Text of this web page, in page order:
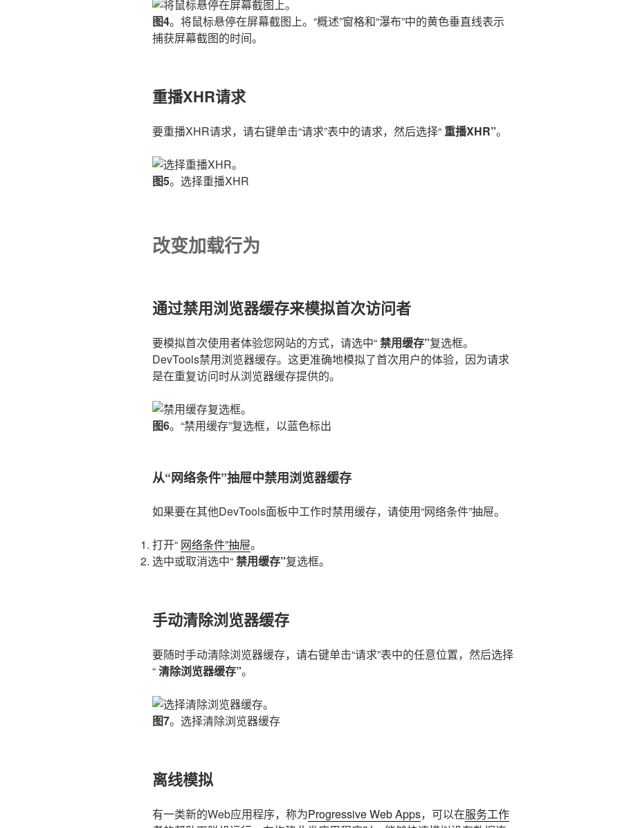
图4。将鼠标悬停在屏幕截图上。“概述”窗格和“瀑布”中的黄色垂直线表示
捕获屏幕截图的时间。
重播XHR请求
要重播XHR请求，请右键单击“请求”表中的请求，然后选择“ 重播XHR”。
图5。选择重播XHR
改变加载行为
通过禁用浏览器缓存来模拟首次访问者
要模拟首次使用者体验您网站的方式，请选中“禁用缓存”复选框。
DevTools禁用浏览器缓存。这更准确地模拟了首次用户的体验，因为请求
是在重复访问时从浏览器缓存提供的。
图6。“禁用缓存”复选框，以蓝色标出
从“网络条件”抽屉中禁用浏览器缓存
如果要在其他DevTools面板中工作时禁用缓存，请使用“网络条件”抽屉。
打开“ 网络条件”抽屉。
选中或取消选中“禁用缓存”复选框。
手动清除浏览器缓存
要随时手动清除浏览器缓存，请右键单击“请求”表中的任意位置，然后选择
“清除浏览器缓存”。
图7。选择清除浏览器缓存
离线模拟
有一类新的Web应用程序，称为Progressive Web Apps，可以在服务工作